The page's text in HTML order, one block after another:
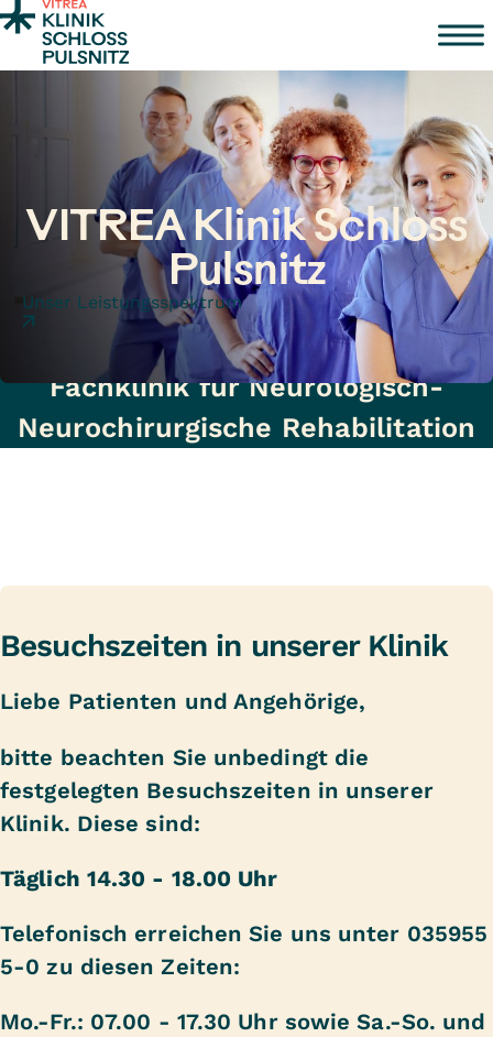
Zum Inhalt springen
VITREA Klinik Schloss
Pulsnitz
Unser Leistungsspektrum
Fachklinik für Neurologisch-
Neurochirurgische Rehabilitation
Besuchszeiten in unserer Klinik
Liebe Patienten und Angehörige,
bitte beachten Sie unbedingt die
festgelegten Besuchszeiten in unserer
Klinik. Diese sind:
Täglich 14.30 - 18.00 Uhr
Telefonisch erreichen Sie uns unter 035955
5-0 zu diesen Zeiten:
Mo.-Fr.: 07.00 - 17.30 Uhr sowie Sa.-So. und